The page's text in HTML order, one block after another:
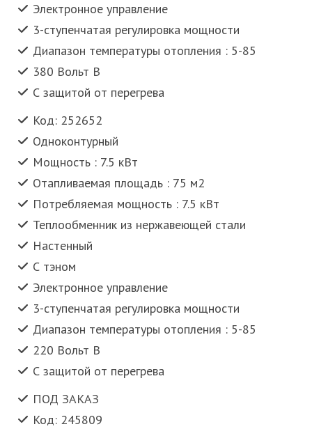
Электронное управление
3-ступенчатая регулировка мощности
Диапазон температуры отопления : 5-85
380 Вольт В
С защитой от перегрева
Код: 252652
Одноконтурный
Мощность : 7.5 кВт
Отапливаемая площадь : 75 м2
Потребляемая мощность : 7.5 кВт
Теплообменник из нержавеющей стали
Настенный
С тэном
Электронное управление
3-ступенчатая регулировка мощности
Диапазон температуры отопления : 5-85
220 Вольт В
С защитой от перегрева
ПОД ЗАКАЗ
Код: 245809